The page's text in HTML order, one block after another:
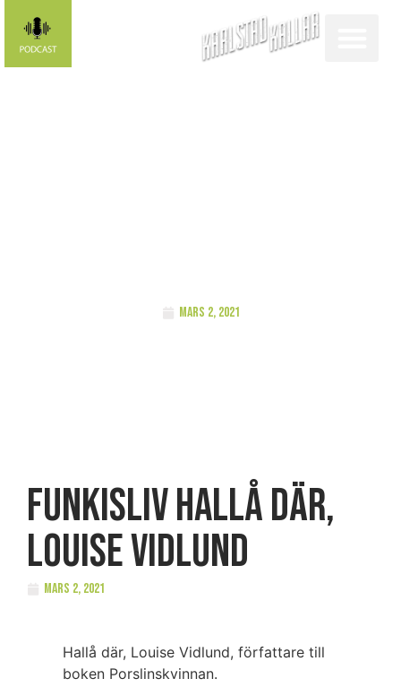
mars 2, 2021
FUNKISLIV Hallå där,
Louise Vidlund
mars 2, 2021
Hallå där, Louise Vidlund, författare till
boken Porslinskvinnan.